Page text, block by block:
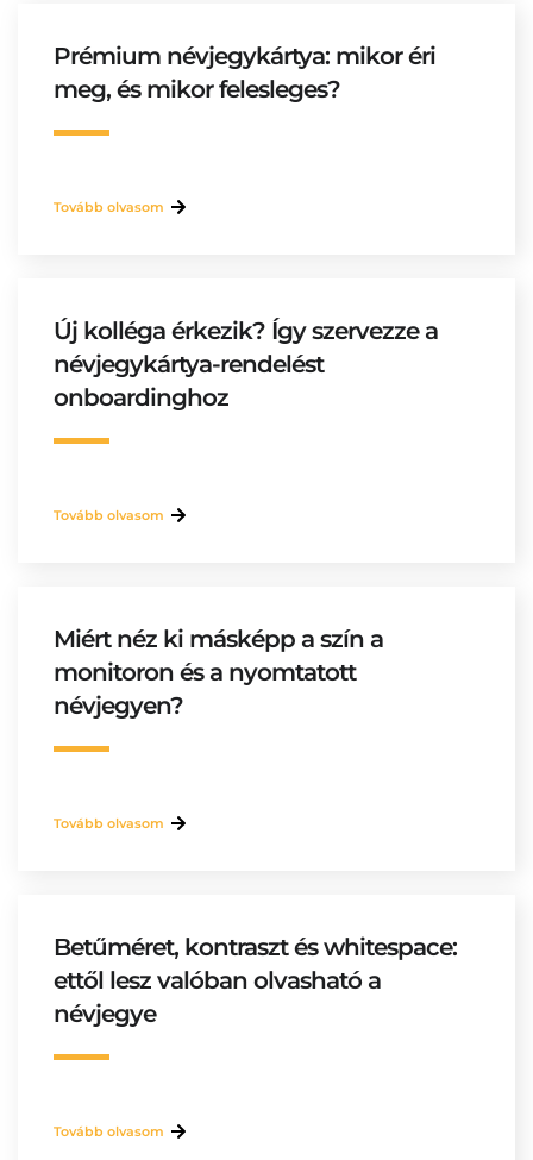
Prémium névjegykártya: mikor éri
meg, és mikor felesleges?
Tovább olvasom
Új kolléga érkezik? Így szervezze a
névjegykártya-rendelést
onboardinghoz
Tovább olvasom
Miért néz ki másképp a szín a
monitoron és a nyomtatott
névjegyen?
Tovább olvasom
Betűméret, kontraszt és whitespace:
ettől lesz valóban olvasható a
névjegye
Tovább olvasom